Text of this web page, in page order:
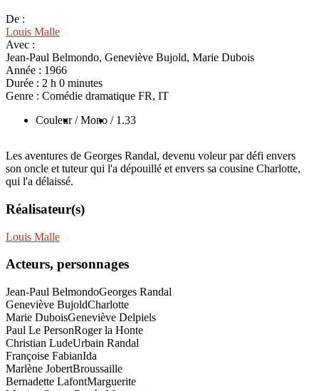
De :
Louis Malle
Avec :
Jean-Paul Belmondo, Geneviève Bujold, Marie Dubois
Année : 1966
Durée : 2 h 0 minutes
Genre : Comédie dramatique FR, IT
Couleur / Mono / 1.33
Les aventures de Georges Randal, devenu voleur par défi envers
son oncle et tuteur qui l'a dépouillé et envers sa cousine Charlotte,
qui l'a délaissé.
Réalisateur(s)
Louis Malle
Acteurs, personnages
Jean-Paul BelmondoGeorges Randal
Geneviève BujoldCharlotte
Marie DuboisGeneviève Delpiels
Paul Le PersonRoger la Honte
Christian LudeUrbain Randal
Françoise FabianIda
Marlène JobertBroussaille
Bernadette LafontMarguerite